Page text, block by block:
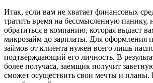
Итак, если вам не хватает финансовых
тратить время на бессмысленную панику,
обратиться в компанию, которая выдаст
микрозайм до зарплаты. Для оформления
займов от клиента нужен всего лишь
подтверждающий его личность. В
более получаса, заемщик получит
сможет осуществить свои мечты и